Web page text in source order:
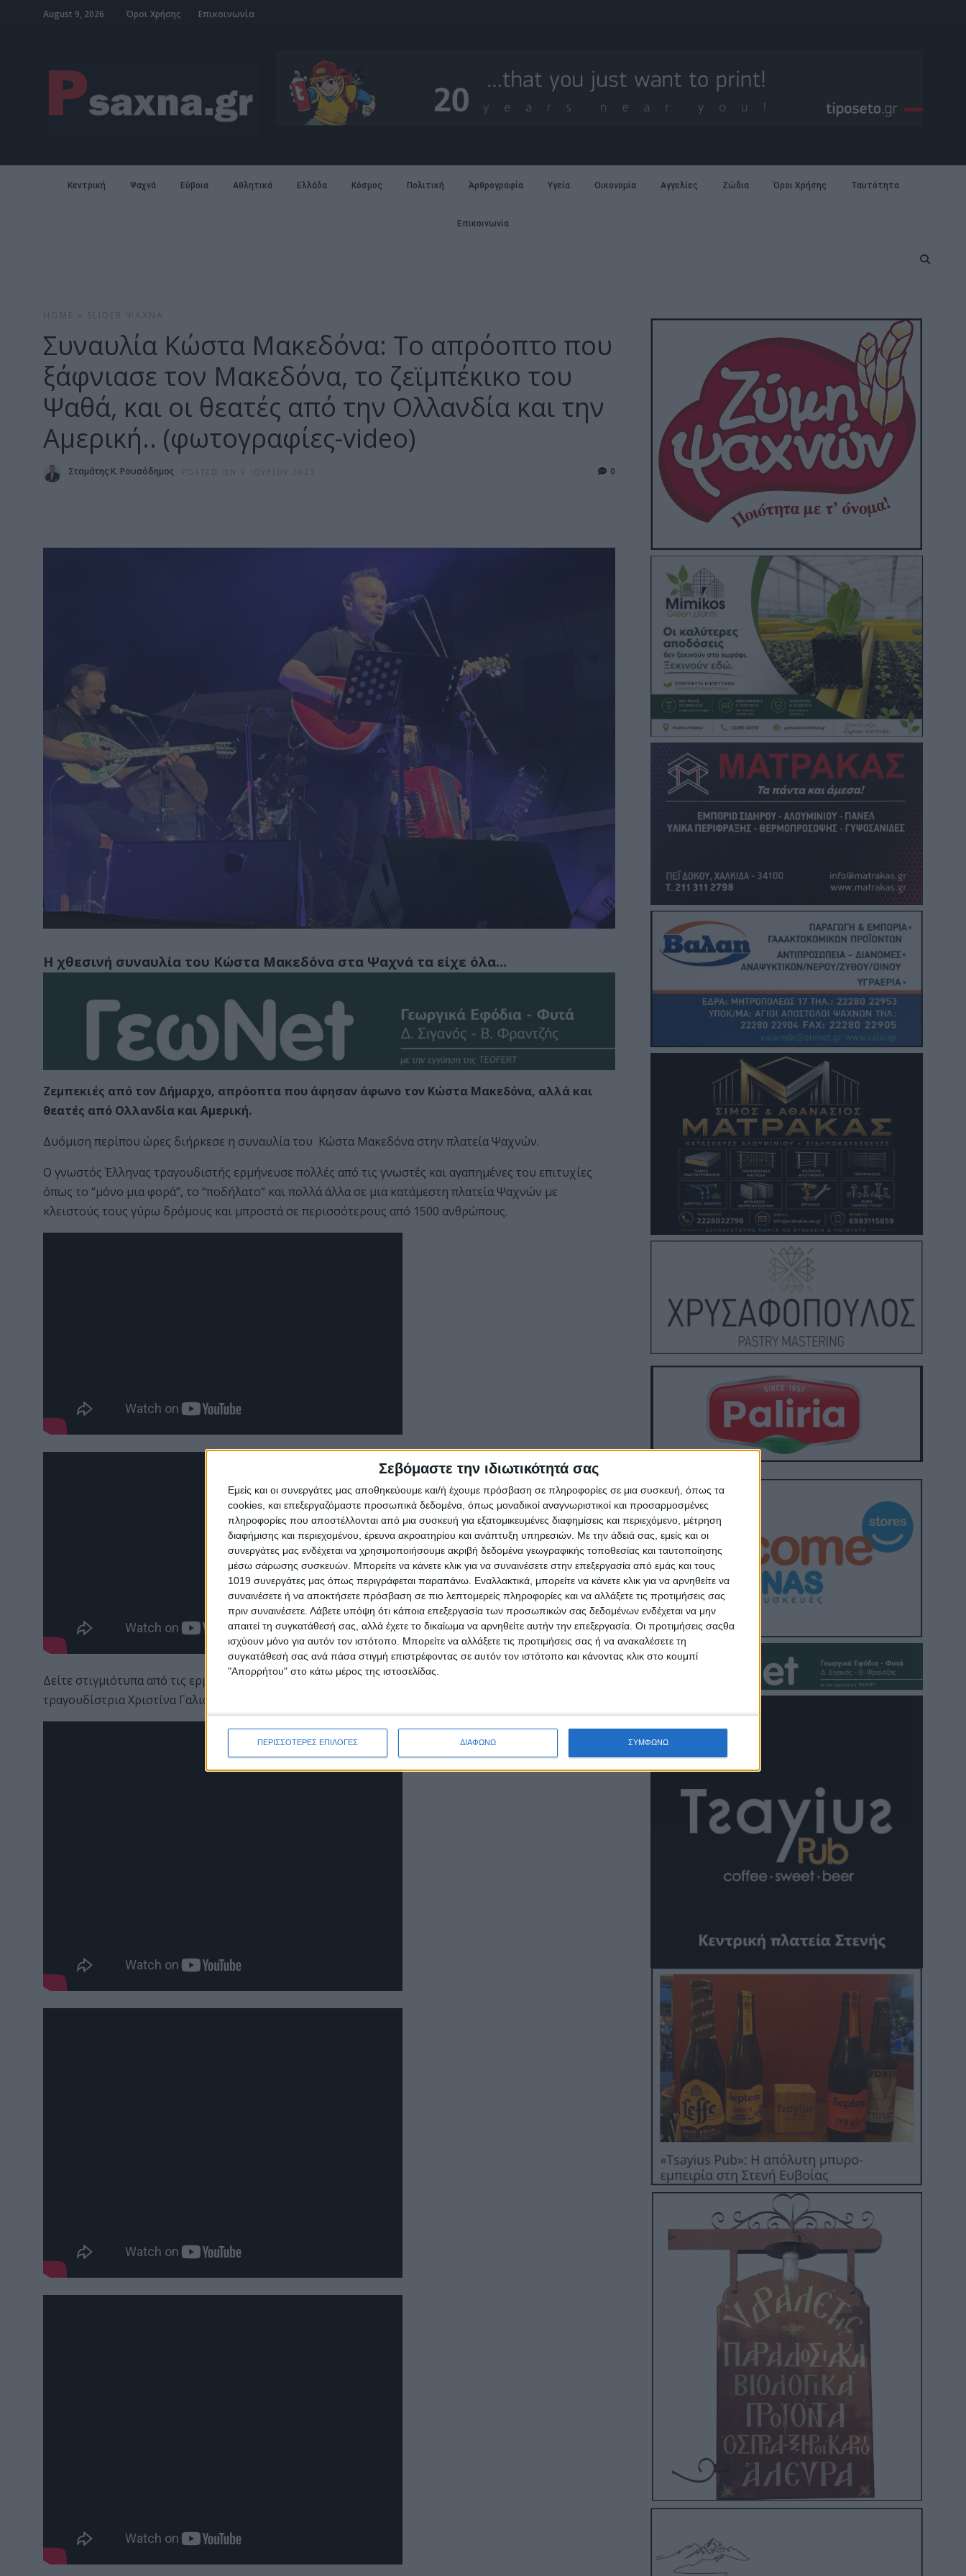
Σεβόμαστε την ιδιωτικότητά σας
Εμείς και οι συνεργάτες μας αποθηκεύουμε και/ή έχουμε πρόσβαση σε πληροφορίες σε μια συσκευή, όπως τα
cookies, και επεξεργαζόμαστε προσωπικά δεδομένα, όπως μοναδικοί αναγνωριστικοί και προσαρμοσμένες
πληροφορίες που αποστέλλονται από μια συσκευή για εξατομικευμένες διαφημίσεις και περιεχόμενο, μέτρηση
διαφήμισης και περιεχομένου, έρευνα ακροατηρίου και ανάπτυξη υπηρεσιών. Με την άδειά σας, εμείς και οι
συνεργάτες μας ενδέχεται να χρησιμοποιήσουμε ακριβή δεδομένα γεωγραφικής τοποθεσίας και ταυτοποίησης
μέσω σάρωσης συσκευών. Μπορείτε να κάνετε κλικ για να συναινέσετε στην επεξεργασία από εμάς και τους
1019 συνεργάτες μας όπως περιγράφεται παραπάνω. Εναλλακτικά, μπορείτε να κάνετε κλικ για να αρνηθείτε να
συναινέσετε ή να αποκτήσετε πρόσβαση σε πιο λεπτομερείς πληροφορίες και να αλλάξετε τις προτιμήσεις σας
πριν συναινέσετε. Λάβετε υπόψη ότι κάποια επεξεργασία των προσωπικών σας δεδομένων ενδέχεται να μην
απαιτεί τη συγκατάθεσή σας, αλλά έχετε το δικαίωμα να αρνηθείτε αυτήν την επεξεργασία. Οι προτιμήσεις σαςθα
ισχύουν μόνο για αυτόν τον ιστότοπο. Μπορείτε να αλλάξετε τις προτιμήσεις σας ή να ανακαλέσετε τη
συγκατάθεσή σας ανά πάσα στιγμή επιστρέφοντας σε αυτόν τον ιστότοπο και κάνοντας κλικ στο κουμπί
"Απορρήτου" στο κάτω μέρος της ιστοσελίδας.
ΠΕΡΙΣΣΟΤΕΡΕΣ ΕΠΙΛΟΓΕΣ ΔΙΑΦΩΝΩ ΣΥΜΦΩΝΩ
August 9, 2026 Όροι Χρήσης Επικοινωνία
Κεντρική Ψαχνά Εύβοια Αθλητικά Ελλάδα Κόσμος Πολιτική Άρθρογραφία Υγεία Οικονομία Αγγελίες Ζώδια Όροι Χρήσης Ταυτότητα
Επικοινωνία
HOME SLIDER ΨΑΧΝΆ
Συναυλία Κώστα Μακεδόνα: Το απρόοπτο που
ξάφνιασε τον Μακεδόνα, το ζεϊμπέκικο του
Ψαθά, και οι θεατές από την Ολλανδία και την
Αμερική.. (φωτογραφίες-video)
Σταμάτης Κ. Ρουσόδημος POSTED ON 9 ΙΟΥΛΊΟΥ 2023 0
Η χθεσινή συναυλία του Κώστα Μακεδόνα στα Ψαχνά τα είχε όλα…
Ζεμπεκιές από τον Δήμαρχο, απρόοπτα που άφησαν άφωνο τον Κώστα Μακεδόνα, αλλά και
θεατές από Ολλανδία και Αμερική.
Δυόμιση περίπου ώρες διήρκεσε η συναυλία του Κώστα Μακεδόνα στην πλατεία Ψαχνών.
Ο γνωστός Έλληνας τραγουδιστής ερμήνευσε πολλές από τις γνωστές και αγαπημένες του επιτυχίες
όπως το “μόνο μια φορά”, το “ποδήλατο” και πολλά άλλα σε μια κατάμεστη πλατεία Ψαχνών με
κλειστούς τους γύρω δρόμους και μπροστά σε περισσότερους από 1500 ανθρώπους.
Δείτε στιγμιότυπα από τις ερμηνείες του Κώστα Μακεδόνα καθώς και από τα ντουέτα με την νεαρή
τραγουδίστρια Χριστίνα Γαλιάτσου.